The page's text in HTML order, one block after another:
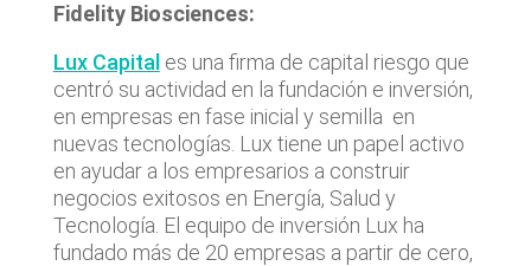
Fidelity Biosciences:
Lux Capital es una firma de capital riesgo que
centró su actividad en la fundación e inversión,
en empresas en fase inicial y semilla en
nuevas tecnologías. Lux tiene un papel activo
en ayudar a los empresarios a construir
negocios exitosos en Energía, Salud y
Tecnología. El equipo de inversión Lux ha
fundado más de 20 empresas a partir de cero,